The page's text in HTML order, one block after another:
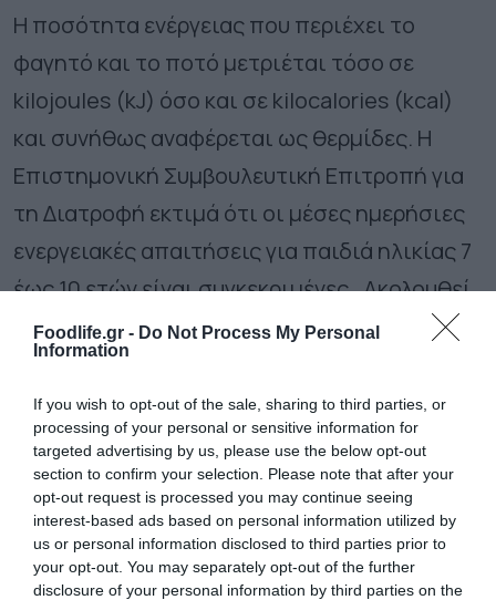
Foodlife.gr - Do Not Process My Personal
Information
If you wish to opt-out of the sale, sharing to third parties, or
processing of your personal or sensitive information for
targeted advertising by us, please use the below opt-out
section to confirm your selection. Please note that after your
opt-out request is processed you may continue seeing
interest-based ads based on personal information utilized by
us or personal information disclosed to third parties prior to
your opt-out. You may separately opt-out of the further
disclosure of your personal information by third parties on the
Η ποσότητα ενέργειας που περιέχει το
φαγητό και το ποτό μετριέται τόσο σε
kilojoules (kJ) όσο και σε kilocalories (kcal)
και συνήθως αναφέρεται ως θερμίδες. Η
Επιστημονική Συμβουλευτική Επιτροπή για
τη Διατροφή εκτιμά ότι οι μέσες ημερήσιες
ενεργειακές απαιτήσεις για παιδιά ηλικίας 7
έως 10 ετών είναι συγκεκριμένες. Ακολουθεί
ένας πίνακας με τις θερμίδες που χρειάζεται
ένα παιδί, για αγόρια και κορίτσια ηλικίας 7
έως 10 ετών, σε ξεχωριστές στήλες και
σειρές.
Θερμίδες που χρειάζεται
ένα παιδί ηλικίας 7 έως 10
ετών